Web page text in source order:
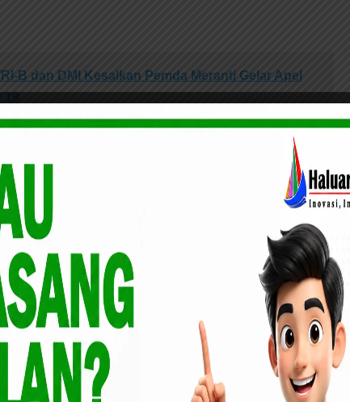
B dan DMI Kesalkan Pemda Meranti Gelar Apel
masing sebagai bagian dari komponen keluarga yang
dalam kemejemukan potret sosial di Kabupaten
ke-8 tahun, Semoga Allah jadikan Daerah yang
Amin***
PUISI